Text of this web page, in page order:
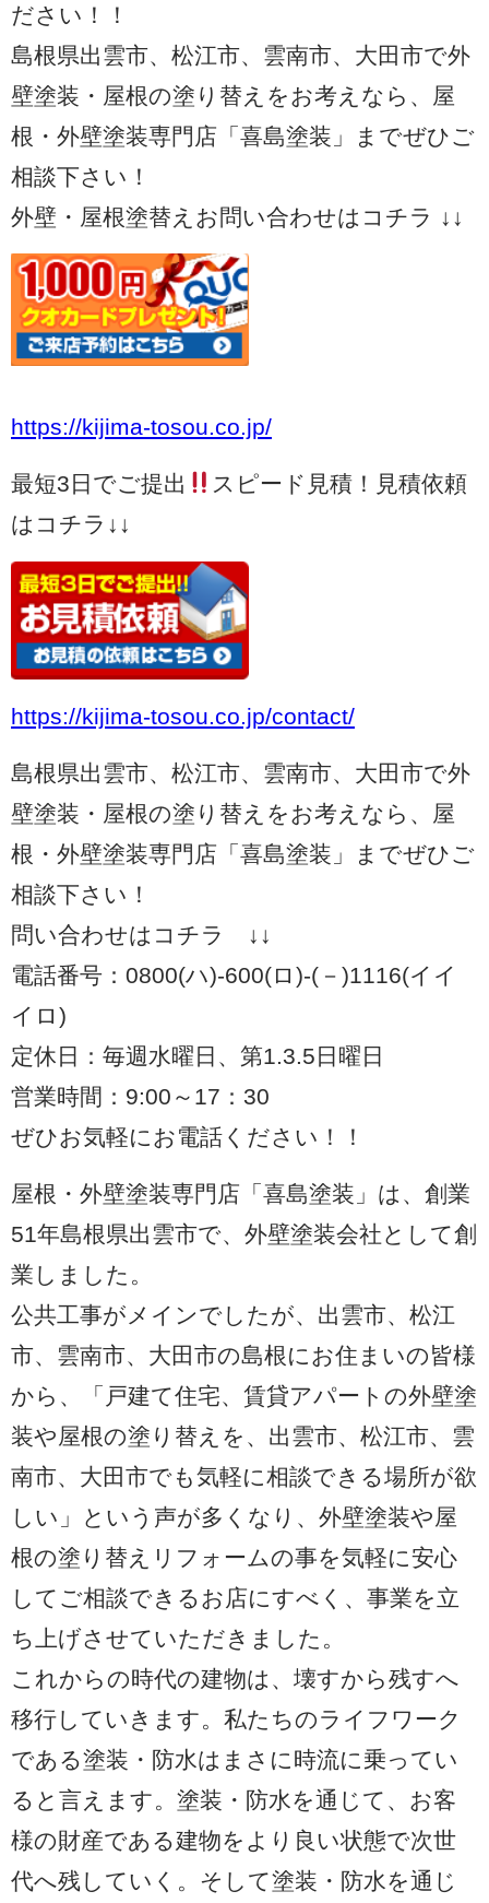
ださい！！
島根県出雲市、松江市、雲南市、大田市で外
壁塗装・屋根の塗り替えをお考えなら、屋
根・外壁塗装専門店「喜島塗装」までぜひご
相談下さい！
外壁・屋根塗替えお問い合わせはコチラ ↓↓
https://kijima-tosou.co.jp/
最短3日でご提出
スピード見積！見積依頼
はコチラ↓↓
https://kijima-tosou.co.jp/contact/
島根県出雲市、松江市、雲南市、大田市で外
壁塗装・屋根の塗り替えをお考えなら、屋
根・外壁塗装専門店「喜島塗装」までぜひご
相談下さい！
問い合わせはコチラ ↓↓
電話番号：0800(ハ)-600(ロ)-(－)1116(イイ
イロ)
定休日：毎週水曜日、第1.3.5日曜日
営業時間：9:00～17：30
ぜひお気軽にお電話ください！！
屋根・外壁塗装専門店「喜島塗装」は、創業
51年島根県出雲市で、外壁塗装会社として創
業しました。
公共工事がメインでしたが、出雲市、松江
市、雲南市、大田市の島根にお住まいの皆様
から、「戸建て住宅、賃貸アパートの外壁塗
装や屋根の塗り替えを、出雲市、松江市、雲
南市、大田市でも気軽に相談できる場所が欲
しい」という声が多くなり、外壁塗装や屋
根の塗り替えリフォームの事を気軽に安心
してご相談できるお店にすべく、事業を立
ち上げさせていただきました。
これからの時代の建物は、壊すから残すへ
移行していきます。私たちのライフワーク
である塗装・防水はまさに時流に乗ってい
ると言えます。塗装・防水を通じて、お客
様の財産である建物をより良い状態で次世
代へ残していく。そして塗装・防水を通じ